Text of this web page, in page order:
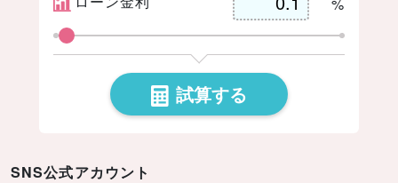
試算する
SNS公式アカウント